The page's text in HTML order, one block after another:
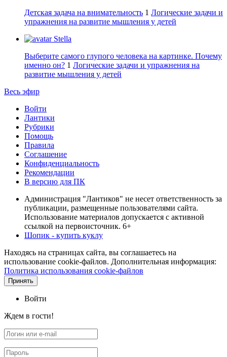
Детская задача на внимательность 1 Логические задачи и
упражнения на развитие мышления у детей
Stella
Выберите самого глупого человека на картинке. Почему
именно он? 1 Логические задачи и упражнения на
развитие мышления у детей
Весь эфир
Войти
Лантики
Рубрики
Помощь
Правила
Соглашение
Конфиденциальность
Рекомендации
В версию для ПК
Администрация "Лантиков" не несет ответственность за
публикации, размещенные пользователями сайта.
Использование материалов допускается с активной
ссылкой на первоисточник. 6+
Шопик - купить куклу
Находясь на страницах сайта, вы соглашаетесь на
использование cookie-файлов. Дополнительная информация:
Политика использования cookie-файлов
Принять
Войти
Ждем в гости!